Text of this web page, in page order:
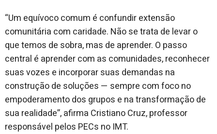
“Um equívoco comum é confundir extensão
comunitária com caridade. Não se trata de levar o
que temos de sobra, mas de aprender. O passo
central é aprender com as comunidades, reconhecer
suas vozes e incorporar suas demandas na
construção de soluções — sempre com foco no
empoderamento dos grupos e na transformação de
sua realidade”, afirma Cristiano Cruz, professor
responsável pelos PECs no IMT.